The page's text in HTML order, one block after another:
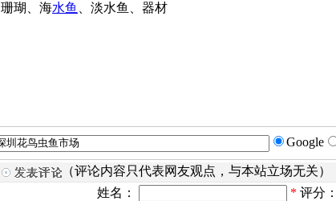
珊瑚、海水鱼 、淡水鱼、器材
Google
（评论内容只代表网友观点，与本站立场无关）
姓名：
* 评分：